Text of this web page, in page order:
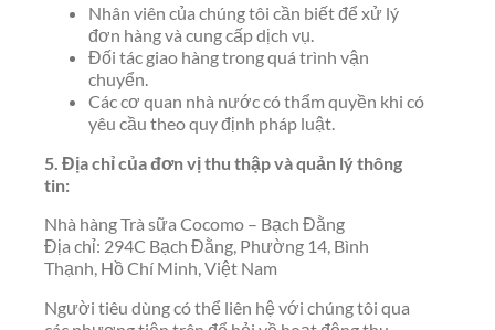
Nhân viên của chúng tôi cần biết để xử lý
đơn hàng và cung cấp dịch vụ.
Đối tác giao hàng trong quá trình vận
chuyển.
Các cơ quan nhà nước có thẩm quyền khi có
yêu cầu theo quy định pháp luật.
5. Địa chỉ của đơn vị thu thập và quản lý thông
tin:
Nhà hàng Trà sữa Cocomo – Bạch Đằng
Địa chỉ: 294C Bạch Đằng, Phường 14, Bình
Thạnh, Hồ Chí Minh, Việt Nam
Người tiêu dùng có thể liên hệ với chúng tôi qua